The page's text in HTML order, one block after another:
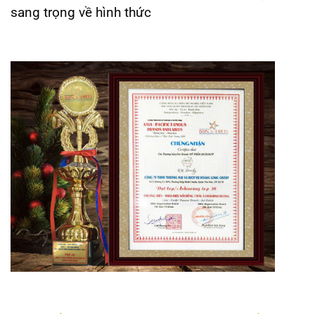
sang trọng về hình thức